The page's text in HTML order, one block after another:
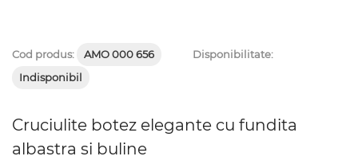
Cod produs: AMO 000 656
Disponibilitate:
Indisponibil
Cruciulite botez elegante cu fundita
albastra si buline